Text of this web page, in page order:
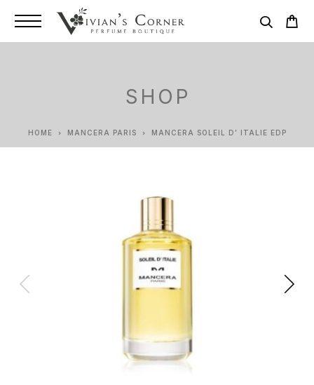
SHOP
HOME MANCERA PARIS MANCERA SOLEIL D’ ITALIE EDP